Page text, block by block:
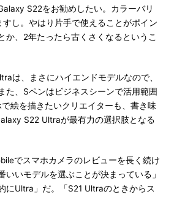
S22をお勧めしたい。カラーバリ
し。やはり片手で使えることがポイン
か、2年たったら古くさくなるというこ
は、まさにハイエンドモデルなので、
た、Sペンはビジネスシーンで活用範囲
絵を描きたいクリエイターも、書き味
S22 Ultraが最有力の選択肢となる
でスマホカメラのレビューを長く続け
いいモデルを選ぶことが決まっている」
にUltra」だ。「S21 Ultraのときからス